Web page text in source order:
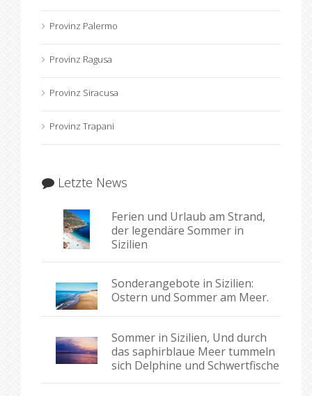
Provinz Palermo
Provinz Ragusa
Provinz Siracusa
Provinz Trapani
Letzte News
Ferien und Urlaub am Strand,
der legendäre Sommer in
Sizilien
Sonderangebote in Sizilien:
Ostern und Sommer am Meer.
Sommer in Sizilien, Und durch
das saphirblaue Meer tummeln
sich Delphine und Schwertfische